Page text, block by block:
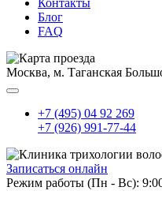
Контакты
Блог
FAQ
Москва, м. Таганская
+7 (495) 04 92 269
+7 (926) 991-77-44
Записаться онлайн
Режим работы (Пн - Вс):